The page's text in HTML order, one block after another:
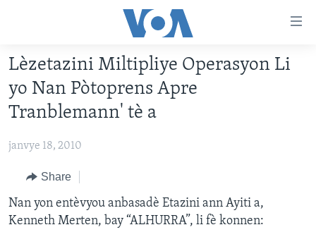
Skip
to
main
content
to
Navigation
Skip
to
LÈZETAZINI
ENTÈNASYONAL
VIDEO
FLASHPOINT IKRÈN
Lèzetazini Miltipliye Operasyon Li
yo Nan Pòtoprens Apre
Tranblemann' tè a
janvye 18, 2010
Share
Nan yon entèvyou anbasadè Etazini ann Ayiti a,
Kenneth Merten, bay “ALHURRA”, li fè konnen: